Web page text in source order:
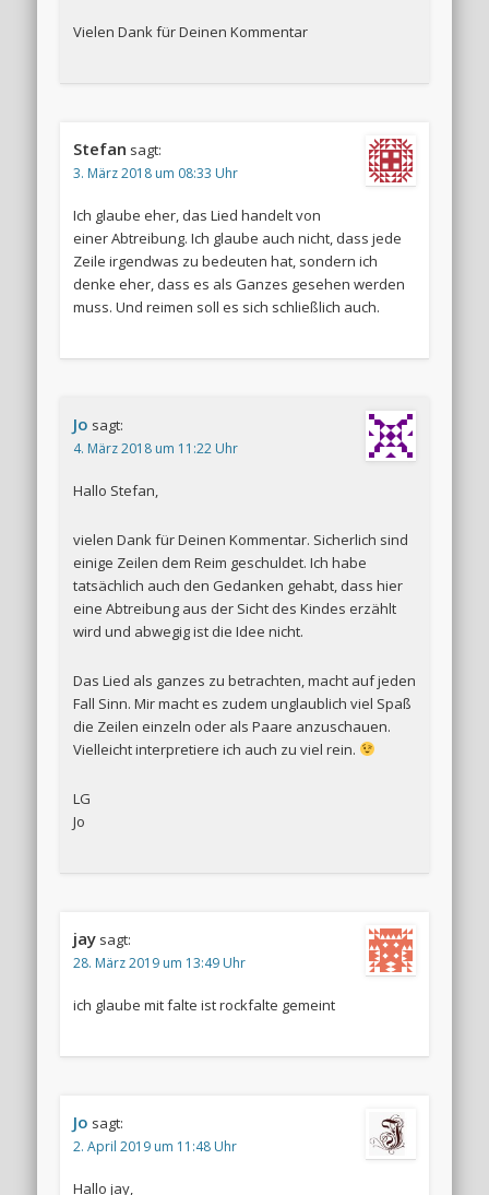
Vielen Dank für Deinen Kommentar
Stefan sagt:
3. März 2018 um 08:33 Uhr
Ich glaube eher, das Lied handelt von
einer Abtreibung. Ich glaube auch nicht, dass jede
Zeile irgendwas zu bedeuten hat, sondern ich
denke eher, dass es als Ganzes gesehen werden
muss. Und reimen soll es sich schließlich auch.
Jo sagt:
4. März 2018 um 11:22 Uhr
Hallo Stefan,
vielen Dank für Deinen Kommentar. Sicherlich sind
einige Zeilen dem Reim geschuldet. Ich habe
tatsächlich auch den Gedanken gehabt, dass hier
eine Abtreibung aus der Sicht des Kindes erzählt
wird und abwegig ist die Idee nicht.
Das Lied als ganzes zu betrachten, macht auf jeden
Fall Sinn. Mir macht es zudem unglaublich viel Spaß
die Zeilen einzeln oder als Paare anzuschauen.
Vielleicht interpretiere ich auch zu viel rein.
LG
Jo
jay sagt:
28. März 2019 um 13:49 Uhr
ich glaube mit falte ist rockfalte gemeint
Jo sagt:
2. April 2019 um 11:48 Uhr
Hallo jay,